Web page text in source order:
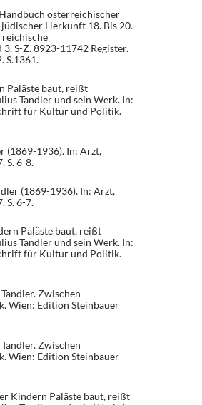
österreichischer
Herkunft 18. Bis 20.
S-Z. 8923-11742 Register.
S.1361.
Paläste baut, reißt
Tandler und sein Werk. In:
für Kultur und Politik.
(1869-1936). In: Arzt,
S. 6-8.
(1869-1936). In: Arzt,
S. 6-7.
Paläste baut, reißt
Tandler und sein Werk. In:
für Kultur und Politik.
Zwischen
Wien: Edition Steinbauer
Zwischen
Wien: Edition Steinbauer
Kindern Paläste baut, reißt